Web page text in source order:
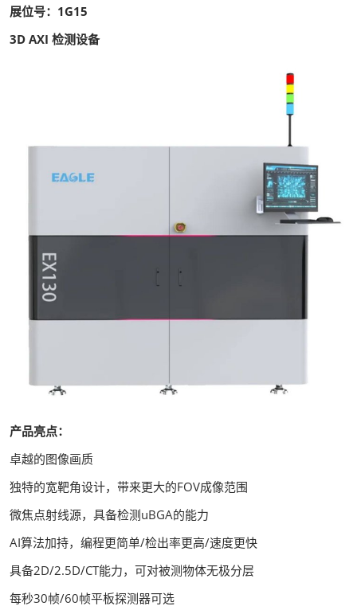
展位号：1G15
3D AXI 检测设备
产品亮点：
卓越的图像画质
独特的宽靶角设计，带来更大的FOV成像范围
微焦点射线源，具备检测uBGA的能力
AI算法加持，编程更简单/检出率更高/速度更快
具备2D/2.5D/CT能力，可对被测物体无极分层
每秒30帧/60帧平板探测器可选